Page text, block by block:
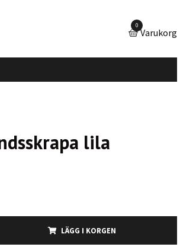
0
Varukorg
lila
LÄGG I KORGEN